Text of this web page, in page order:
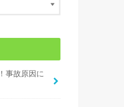
事故原因に